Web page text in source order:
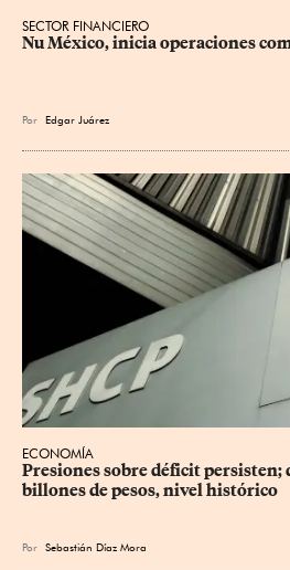
SECTOR FINANCIERO
Nu México, inicia operaciones
Por Edgar Juárez
ECONOMÍA
Presiones sobre déficit persisten;
billones de pesos, nivel histórico
Por Sebastián Díaz Mora